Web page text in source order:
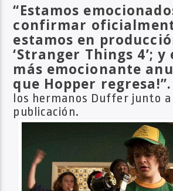
“Estamos
confirmar
estamos en
‘Stranger Things 4’; y
más emocionante
que Hopper regresa!”.
los hermanos Duffer junto a
publicación.